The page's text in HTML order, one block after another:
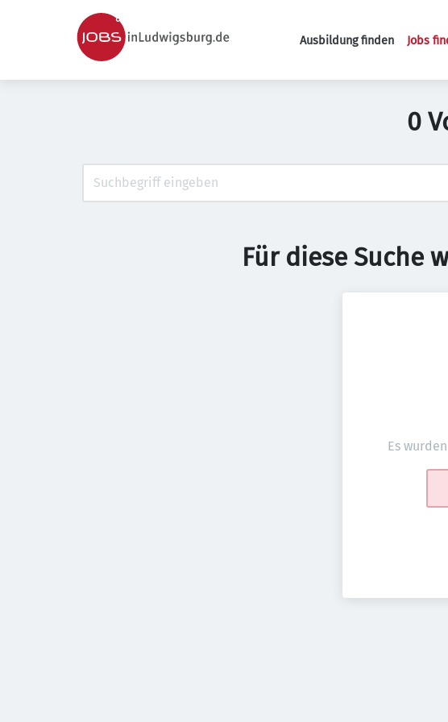
Ausbildung finden Jobs
0
Für diese Suche
Es